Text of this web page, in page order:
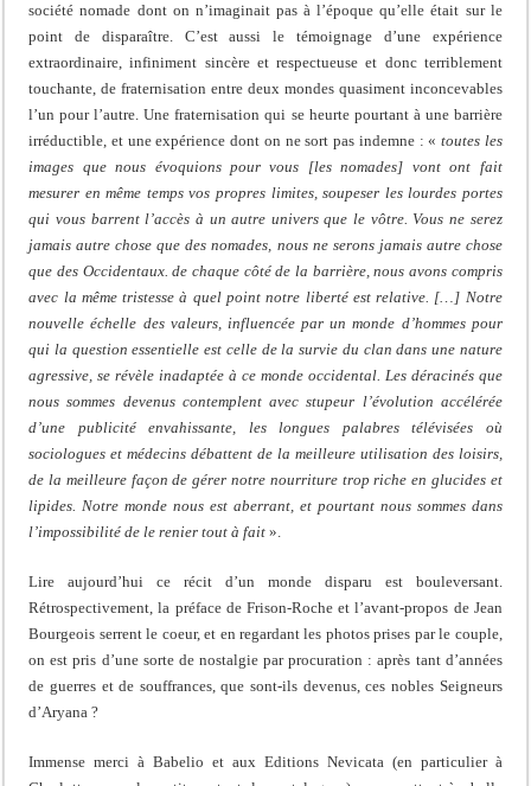
société nomade dont on n’imaginait pas à l’époque qu’elle était sur le
point de disparaître. C’est aussi le témoignage d’une expérience
extraordinaire, infiniment sincère et respectueuse et donc terriblement
touchante, de fraternisation entre deux mondes quasiment inconcevables
l’un pour l’autre. Une fraternisation qui se heurte pourtant à une barrière
irréductible, et une expérience dont on ne sort pas indemne : «toutes les
images que nous évoquions pour vous [les nomades] vont ont fait
mesurer en même temps vos propres limites, soupeser les lourdes portes
qui vous barrent l’accès à un autre univers que le vôtre. Vous ne serez
jamais autre chose que des nomades, nous ne serons jamais autre chose
que des Occidentaux. de chaque côté de la barrière, nous avons compris
avec la même tristesse à quel point notre liberté est relative. […] Notre
nouvelle échelle des valeurs, influencée par un monde d’hommes pour
qui la question essentielle est celle de la survie du clan dans une nature
agressive, se révèle inadaptée à ce monde occidental. Les déracinés que
nous sommes devenus contemplent avec stupeur l’évolution accélérée
d’une publicité envahissante, les longues palabres télévisées où
sociologues et médecins débattent de la meilleure utilisation des loisirs,
de la meilleure façon de gérer notre nourriture trop riche en glucides et
lipides. Notre monde nous est aberrant, et pourtant nous sommes dans
l’impossibilité de le renier tout à fait ».
Lire aujourd’hui ce récit d’un monde disparu est bouleversant.
Rétrospectivement, la préface de Frison-Roche et l’avant-propos de Jean
Bourgeois serrent le coeur, et en regardant les photos prises par le couple,
on est pris d’une sorte de nostalgie par procuration : après tant d’années
de guerres et de souffrances, que sont-ils devenus, ces nobles Seigneurs
d’Aryana ?
Immense merci à Babelio et aux Editions Nevicata (en particulier à